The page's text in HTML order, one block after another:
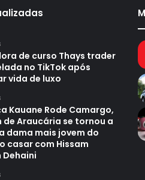
de curso Thays trader
no TikTok após
vida de luxo
Kauane Rode Camargo,
de Araucária se tornou a
dama mais jovem do
casar com Hissam
Dehaini